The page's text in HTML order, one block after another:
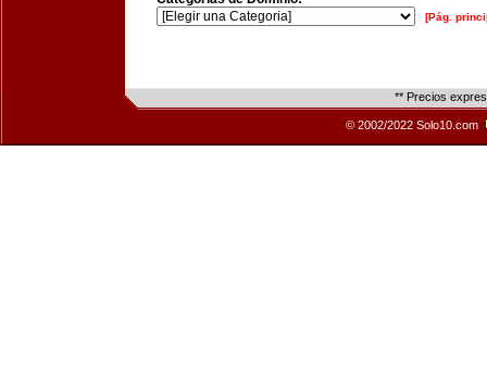
[Pág.
** Precios
© 2002/2022 Solo10.com